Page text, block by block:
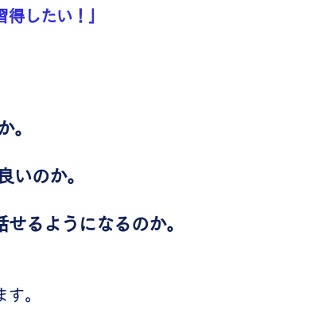
得したい！」
。
いのか。
るようになるのか。
。